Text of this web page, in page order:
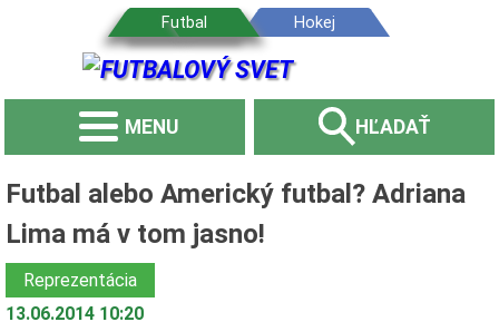
MENU HĽADAŤ
Futbal alebo Americký futbal? Adriana
Lima má v tom jasno!
Reprezentácia
13.06.2014 10:20